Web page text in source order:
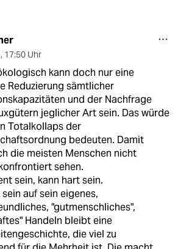
, 17:50 Uhr
kann doch nur eine
Reduzierung sämtlicher
und der Nachfrage
jeglicher Art sein. Das würde
Totalkollaps der
bedeuten. Damit
die meisten Menschen nicht
sehen.
sein, kann hart sein.
auf sein eigenes,
"gutmenschliches",
Handeln bleibt eine
die viel zu